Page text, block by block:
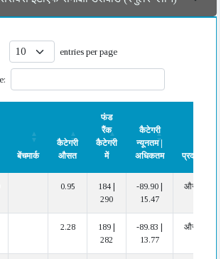
entries per page
बेंचमार्क
कैटेगरी
औसत
फंड
रैंक
कैटेगरी
में
कैटेगरी
न्यूनतम |
अधिकतम
प्रदर्शन
औसत
रैंक
कैटेगरी
न्यूनतम |
अधिकतम
0.95
184 |
290
-89.90 |
15.47
औसत
2.28
189 |
282
-89.83 |
13.77
औसत